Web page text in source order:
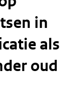
in
als
oud